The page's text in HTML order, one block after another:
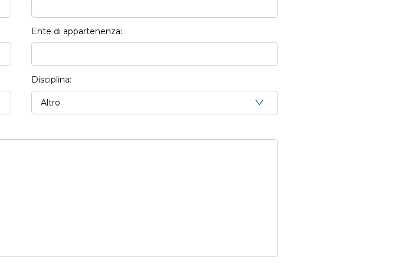
Ente di appartenenza:
Disciplina: